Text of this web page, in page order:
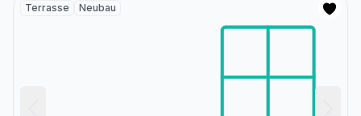
Terrasse Neubau